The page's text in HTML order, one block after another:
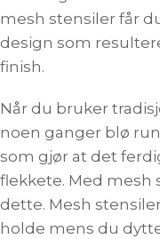
mesh stensiler får
design som
finish.
Når du bruker
noen ganger blø
som gjør at det
flekkete. Med mesh
dette. Mesh
holde mens du